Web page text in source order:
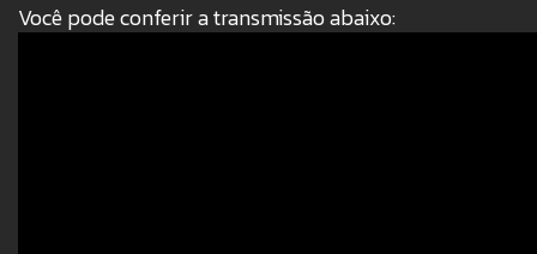
Você pode conferir a transmissão abaixo: